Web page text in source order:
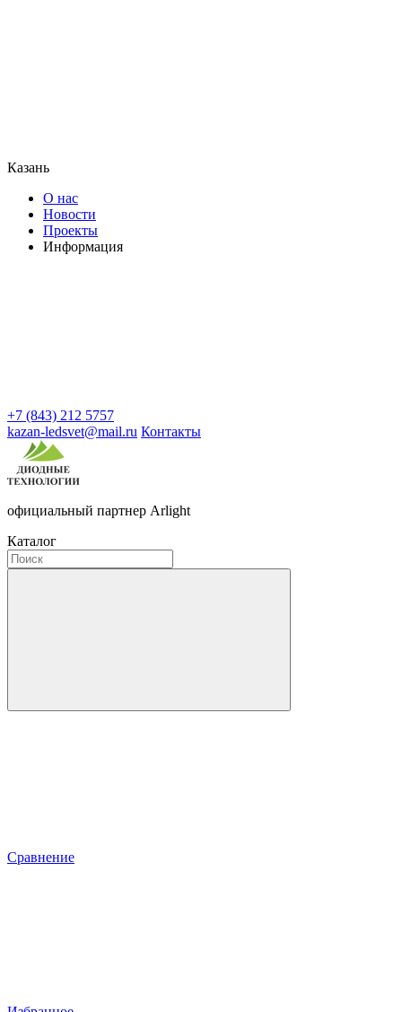
Казань
О нас
Новости
Проекты
Информация
+7 (843) 212 5757
kazan-ledsvet@mail.ru Контакты
официальный партнер Arlight
Каталог
Сравнение